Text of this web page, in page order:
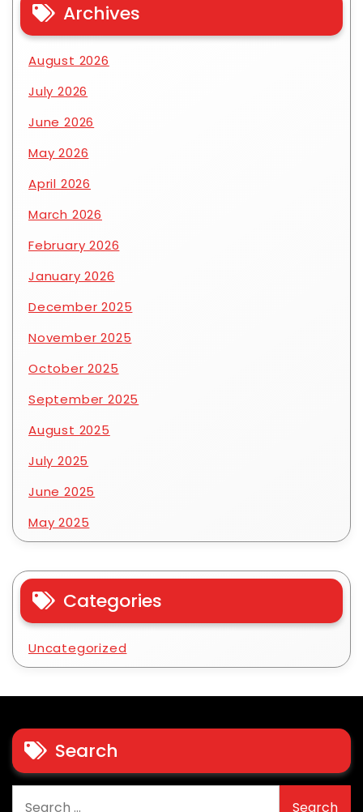
Archives
August 2026
July 2026
June 2026
May 2026
April 2026
March 2026
February 2026
January 2026
December 2025
November 2025
October 2025
September 2025
August 2025
July 2025
June 2025
May 2025
Categories
Uncategorized
Search